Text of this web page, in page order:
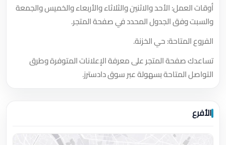
أوقات العمل: الأحد والاثنين والثلاثاء والأربعاء والخميس والجمعة
والسبت وفق الجدول المحدد في صفحة المتجر.
الفروع المتاحة: حي الخزنة.
تساعدك صفحة المتجر على معرفة الإعلانات المتوفرة وطرق
التواصل المتاحة بسهولة عبر سوق دادسترز.
الأفرع